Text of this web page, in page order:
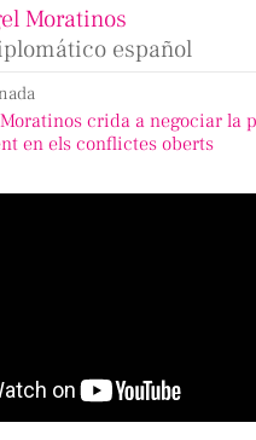
Moratinos
español
crida a negociar la
en els conflictes oberts